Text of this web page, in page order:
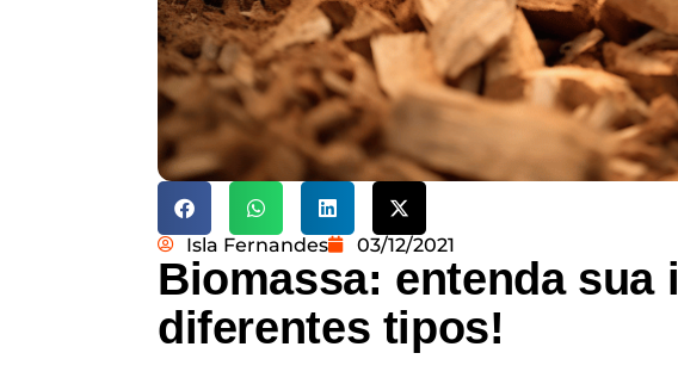
Isla Fernandes 03/12/2021
Biomassa: entenda sua
diferentes tipos!